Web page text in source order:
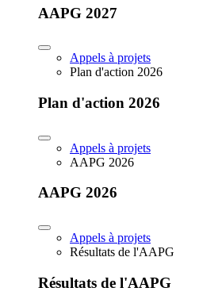
AAPG 2027
Appels à projets
Plan d'action 2026
Plan d'action 2026
Appels à projets
AAPG 2026
AAPG 2026
Appels à projets
Résultats de l'AAPG
Résultats de l'AAPG